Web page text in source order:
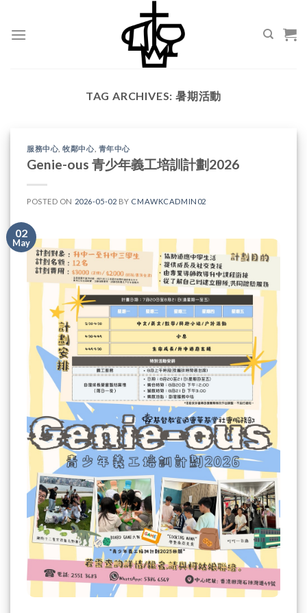
content
TAG ARCHIVES: 暑期活動
服務中心,牧鄰中心, 青年中心
Genie-ous 青少年義工培訓計劃2026
POSTED ON 2026-05-02 BY CMAWKCADMIN02
02
May